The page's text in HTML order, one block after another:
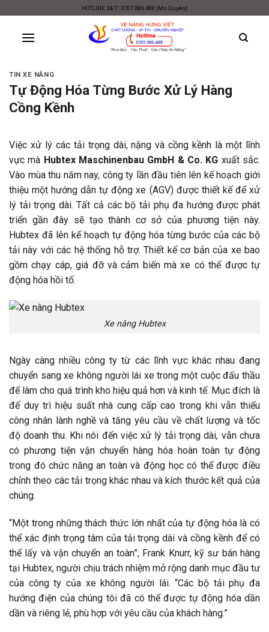
content
HOTLINE 24/7 : 0707.886.488 [Ms Quyên]
TIN XE NÂNG
Tự Động Hóa Từng Bước Xử Lý Hàng
Cồng Kềnh
Việc xử lý các tải trọng dài, nặng và cồng kềnh là một lĩnh
vực mà Hubtex Maschinenbau GmbH & Co. KG xuất sắc.
Vào mùa thu năm nay, công ty lần đầu tiên lên kế hoạch giới
thiệu một hướng dẫn tự động xe (AGV) được thiết kế để xử
lý tải trọng dài. Tất cả các bộ tải phụ đa hướng được phát
triển gần đây sẽ tạo thành cơ sở của phương tiện này.
Hubtex đã lên kế hoạch tự động hóa từng bước của các bộ
tải này với các hệ thống hỗ trợ. Thiết kế cơ bản của xe bao
gồm chạy cáp, giá đỡ và cảm biến mà xe có thể được tự
động hóa hồi tố.
Xe nâng Hubtex
Ngày càng nhiều công ty từ các lĩnh vực khác nhau đang
chuyển sang xe không người lái xe trong một cuộc đấu thầu
để làm cho quá trình kho hiệu quả hơn và kinh tế. Mục đích là
để duy trì hiệu suất nhà cung cấp cao trong khi vẫn thiếu
công nhân lành nghề và tăng yêu cầu về chất lượng và tốc
độ doanh thu. Khi nói đến việc xử lý tải trọng dài, vẫn chưa
có phương tiện vận chuyển hàng hóa hoàn toàn tự động
trong đó chức năng an toàn và động học có thể được điều
chỉnh theo các tải trọng khác nhau và kích thước kết quả của
chúng.
“Một trong những thách thức lớn nhất của tự động hóa là có
thể xác định trọng tâm của tải trọng dài và cồng kềnh để có
thể lấy và vận chuyển an toàn”, Frank Knurr, kỹ sư bán hàng
tại Hubtex, người chịu trách nhiệm mở rộng danh mục đầu tư
của công ty của xe không người lái. “Các bộ tải phụ đa
hướng điện của chúng tôi đã có thể được tự động hóa dần
dần và riêng lẻ, phù hợp với yêu cầu của khách hàng.”